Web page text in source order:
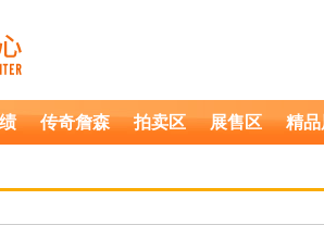
传奇詹森 拍卖区 展售区 精